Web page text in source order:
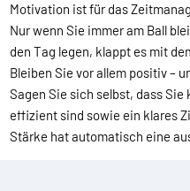
Motivation ist für das
Nur wenn Sie immer am Ball
den Tag legen, klappt es mit
Bleiben Sie vor allem positiv –
Sagen Sie sich selbst, dass
effizient sind sowie ein klares
Stärke hat automatisch eine